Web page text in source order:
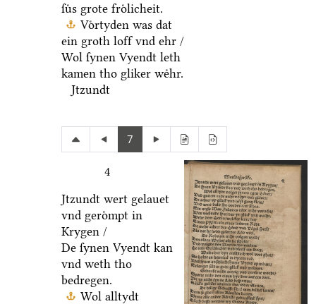
ſuͤs grote froͤlicheit.
Voͤrtyden was dat
ein groth loff vnd ehr /
Wol ſynen Vyendt leth
kamen tho gliker weͤhr.
Jtzundt
7
4
Jtzundt wert gelauet
vnd geroͤmpt in
Krygen /
De ſynen Vyendt kan
vnd weth tho
bedregen.
Wol alltydt